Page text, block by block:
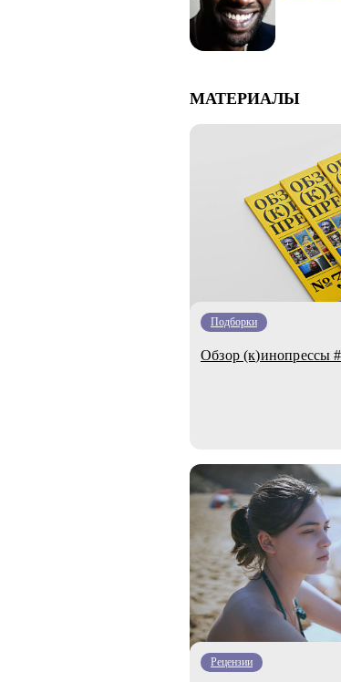
МАТЕРИАЛЫ
Подборки
Обзор (к)инопрессы
Рецензии